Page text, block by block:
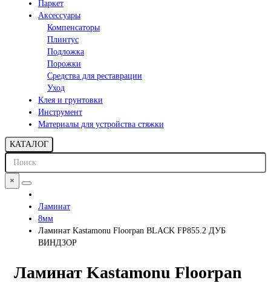
Паркет
Аксессуары
Компенсаторы
Плинтус
Подложка
Порожки
Средства для реставрации
Уход
Клея и грунтовки
Инструмент
Материалы для устройства стяжки
КАТАЛОГ
×
Ламинат
8мм
Ламинат Kastamonu Floorpan BLACK FP855.2 ДУБ
ВИНДЗОР
Ламинат Kastamonu Floorpan